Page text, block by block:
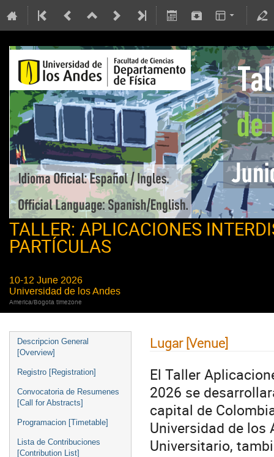
TALLER: APLICACIONES
PARTÍCULAS
10-12 June 2026
Universidad de los Andes
America/Bogota timezone
Descripcion General
[Overview]
Registro [Registration]
Convocatoria de Resumenes
[Call for Abstracts]
Programacion [Timetable]
Lista de Contribuciones
[Contribution List]
Lugar [Venue]
El Taller
2026 se
capital de
Universidad de los
Universitario,